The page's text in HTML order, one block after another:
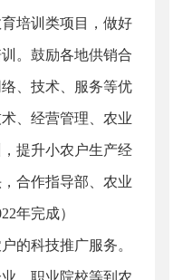
培训类项目，做好
。鼓励各地供销合
、技术、服务等优
、经营管理、农业
提升小农户生产经
合作指导部、农业
年完成）
的科技推广服务。
、职业院校等到农